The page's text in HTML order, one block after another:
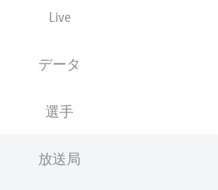
Live
データ
選手
放送局
SVW
1 DSC
0